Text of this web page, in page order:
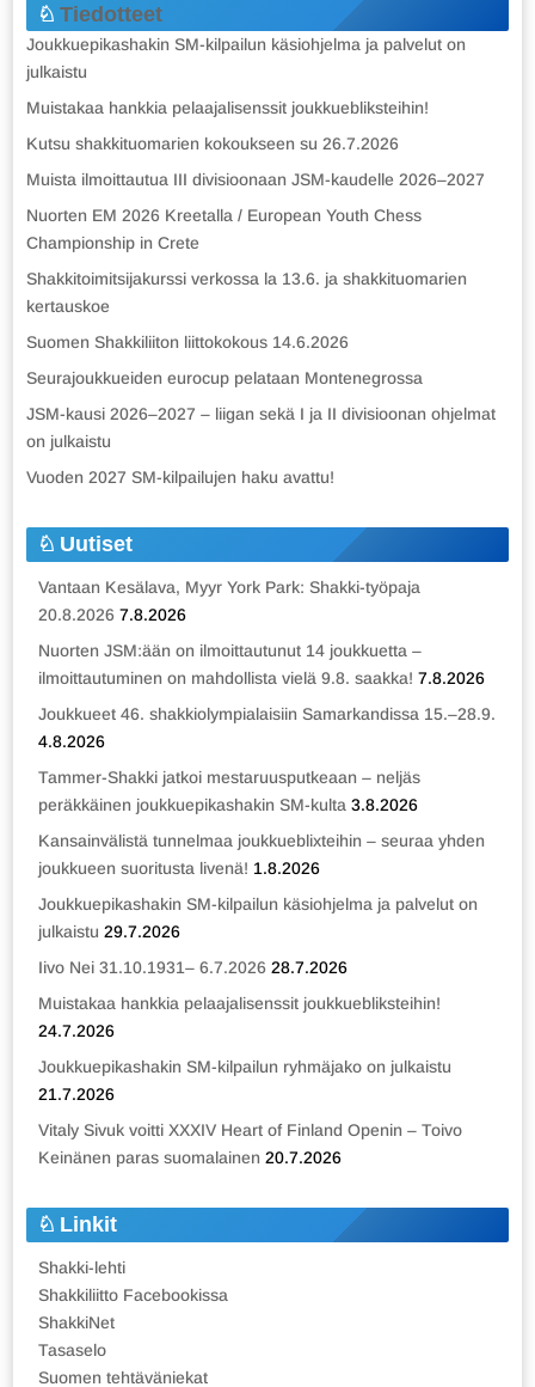
Tiedotteet
Joukkuepikashakin SM-kilpailun käsiohjelma ja palvelut on
julkaistu
Muistakaa hankkia pelaajalisenssit joukkuebliksteihin!
Kutsu shakkituomarien kokoukseen su 26.7.2026
Muista ilmoittautua III divisioonaan JSM-kaudelle 2026–2027
Nuorten EM 2026 Kreetalla / European Youth Chess
Championship in Crete
Shakkitoimitsijakurssi verkossa la 13.6. ja shakkituomarien
kertauskoe
Suomen Shakkiliiton liittokokous 14.6.2026
Seurajoukkueiden eurocup pelataan Montenegrossa
JSM-kausi 2026–2027 – liigan sekä I ja II divisioonan ohjelmat
on julkaistu
Vuoden 2027 SM-kilpailujen haku avattu!
Uutiset
Vantaan Kesälava, Myyr York Park: Shakki-työpaja
20.8.2026 7.8.2026
Nuorten JSM:ään on ilmoittautunut 14 joukkuetta –
ilmoittautuminen on mahdollista vielä 9.8. saakka! 7.8.2026
Joukkueet 46. shakkiolympialaisiin Samarkandissa 15.–28.9.
4.8.2026
Tammer-Shakki jatkoi mestaruusputkeaan – neljäs
peräkkäinen joukkuepikashakin SM-kulta 3.8.2026
Kansainvälistä tunnelmaa joukkueblixteihin – seuraa yhden
joukkueen suoritusta livenä! 1.8.2026
Joukkuepikashakin SM-kilpailun käsiohjelma ja palvelut on
julkaistu 29.7.2026
Iivo Nei 31.10.1931– 6.7.2026 28.7.2026
Muistakaa hankkia pelaajalisenssit joukkuebliksteihin!
24.7.2026
Joukkuepikashakin SM-kilpailun ryhmäjako on julkaistu
21.7.2026
Vitaly Sivuk voitti XXXIV Heart of Finland Openin – Toivo
Keinänen paras suomalainen 20.7.2026
Linkit
Shakki-lehti
Shakkiliitto Facebookissa
ShakkiNet
Tasaselo
Suomen tehtäväniekat